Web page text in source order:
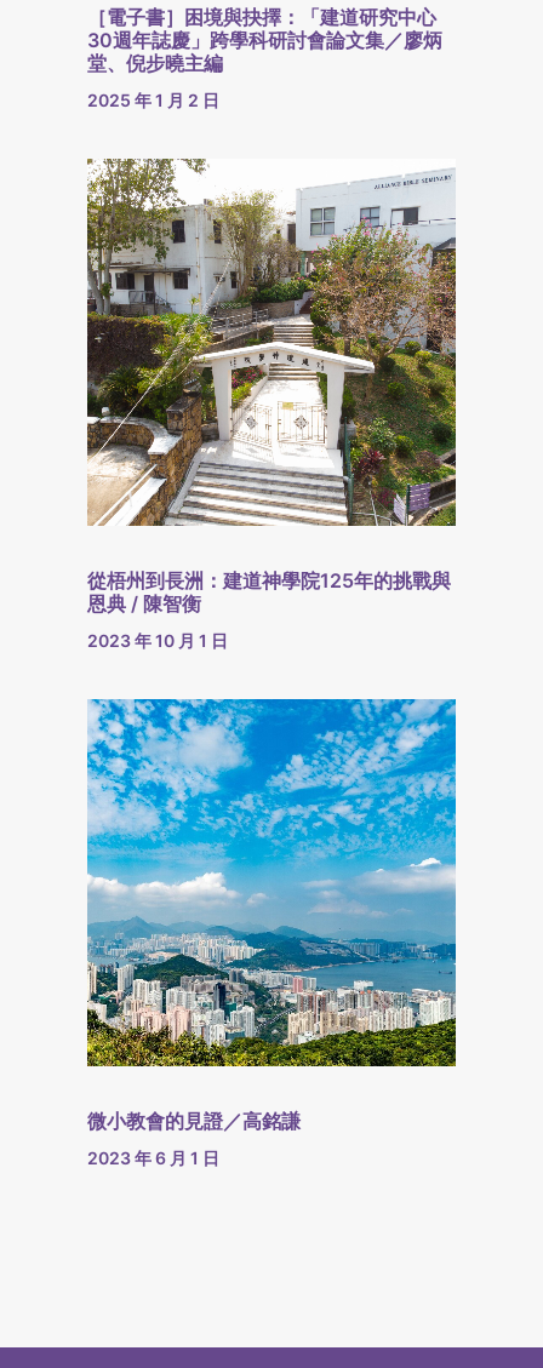
［電子書］困境與抉擇：「建道研究中心
30週年誌慶」跨學科研討會論文集／廖炳
堂、倪步曉主編
2025 年 1 月 2 日
從梧州到長洲：建道神學院125年的挑戰與
恩典 / 陳智衡
2023 年 10 月 1 日
微小教會的見證／高銘謙
2023 年 6 月 1 日